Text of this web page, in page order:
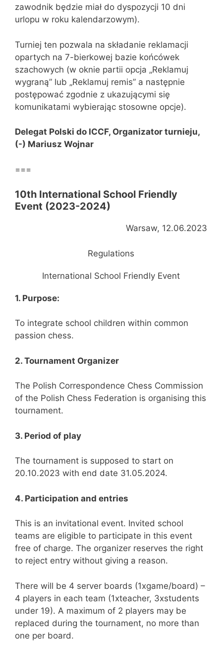
zawodnik będzie miał do dyspozycji 10 dni
urlopu w roku kalendarzowym).
Turniej ten pozwala na składanie reklamacji
opartych na 7-bierkowej bazie końcówek
szachowych (w oknie partii opcja „Reklamuj
wygraną” lub „Reklamuj remis” a następnie
postępować zgodnie z ukazującymi się
komunikatami wybierając stosowne opcje).
Delegat Polski do ICCF, Organizator turnieju,
(-) Mariusz Wojnar
===
10th International School Friendly
Event (2023-2024)
Warsaw, 12.06.2023
Regulations
International School Friendly Event
1. Purpose:
To integrate school children within common
passion chess.
2. Tournament Organizer
The Polish Correspondence Chess Commission
of the Polish Chess Federation is organising this
tournament.
3. Period of play
The tournament is supposed to start on
20.10.2023 with end date 31.05.2024.
4. Participation and entries
This is an invitational event. Invited school
teams are eligible to participate in this event
free of charge. The organizer reserves the right
to reject entry without giving a reason.
There will be 4 server boards (1xgame/board) –
4 players in each team (1xteacher, 3xstudents
under 19). A maximum of 2 players may be
replaced during the tournament, no more than
one per board.